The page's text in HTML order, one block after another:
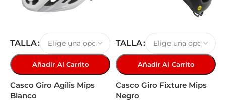
TALLA
Añadir Al Carrito
Casco Giro Agilis Mips
Blanco
TALLA
Añadir Al Carrito
Casco Giro Fixture Mips
Negro